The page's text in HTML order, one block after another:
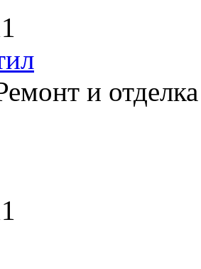
и отделка